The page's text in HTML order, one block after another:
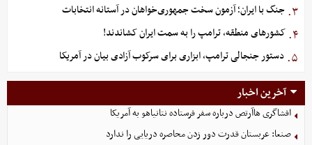
۳. جنگ با ایران؛ آزمون سخت جمهوری‌خواهان در آستانه انتخابات
۴. کشورهای منطقه، ترامپ را به سمت ایران کشاندند!
۵. دستور جنجالی ترامپ، ابزاری برای سرکوب آزادی بیان در آمریکا
آخرین اخبار
افشاگری هاآرتص درباره سفر فرستاده نتانیاهو به آمریکا
صنعا: عربستان قدرت دور زدن محاصره دریایی را ندارد